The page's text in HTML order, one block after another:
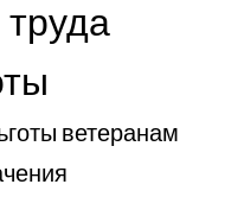
ветеранам